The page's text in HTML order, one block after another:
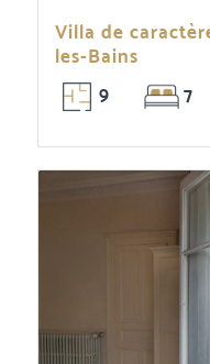
Villa de
les-Bains
9
7